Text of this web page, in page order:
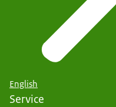
English
Service